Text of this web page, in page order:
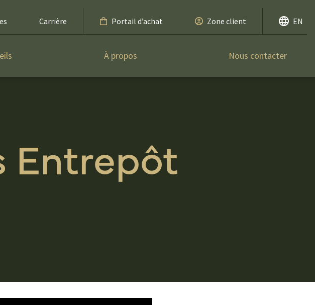
Carrière Portail d’achat Zone client EN
À propos Nous contacter
Entrepôt